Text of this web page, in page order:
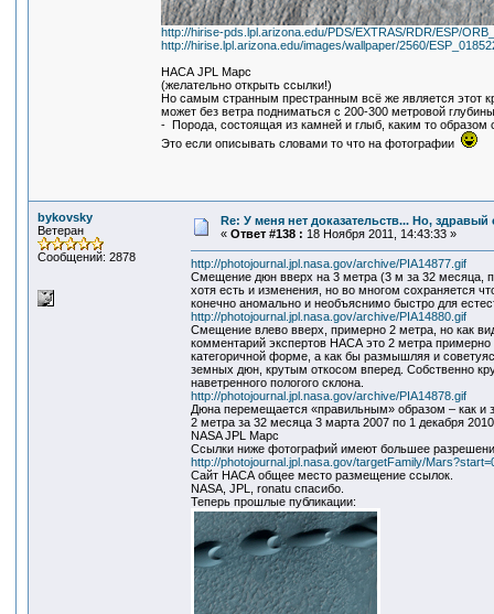
http://hirise-pds.lpl.arizona.edu/PDS/EXTRAS/RDR/ESP/
http://hirise.lpl.arizona.edu/images/wallpaper/2560/
НАСА JPL Марс
(желательно открыть ссылки!)
Но самым странным престранным всё же является этот
может без ветра подниматься с 200-300 метровой
- Порода, состоящая из камней и глыб, каким то образом
Это если описывать словами то что на фотографии
bykovsky
Ветеран
Сообщений: 2878
Re: У меня нет доказательств... Но,
« Ответ #138 : 18 Ноября 2011, 14:43:33 »
http://photojournal.jpl.nasa.gov/archive/PIA14877.gif
Смещение дюн вверх на 3 метра (3 м за 32 месяца,
хотя есть и изменения, но во многом сохраняется
конечно аномально и необъяснимо быстро для
http://photojournal.jpl.nasa.gov/archive/PIA14880.gif
Смещение влево вверх, примерно 2 метра, но как
комментарий экспертов НАСА это 2 метра
категоричной форме, а как бы размышляя и
земных дюн, крутым откосом вперед. Собственно
наветренного пологого склона.
http://photojournal.jpl.nasa.gov/archive/PIA14878.gif
Дюна перемещается «правильным» образом – как и
2 метра за 32 месяца 3 марта 2007 по 1 декабря
NASA JPL Марс
Ссылки ниже фотографий имеют большее
http://photojournal.jpl.nasa.gov/targetFamily/
Сайт НАСА общее место размещение ссылок.
NASA, JPL, ronatu спасибо.
Теперь прошлые публикации: